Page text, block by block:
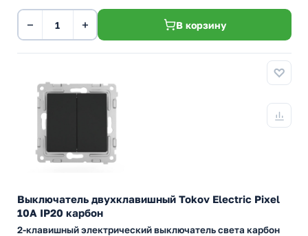
− + В корзину
Выключатель двухклавишный Tokov Electric Pixel
10А IP20 карбон
2-клавишный электрический выключатель света карбон